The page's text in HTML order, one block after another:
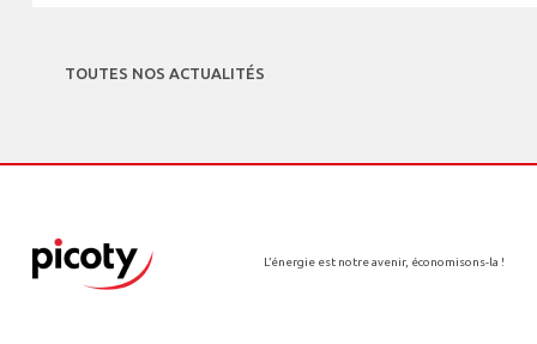
TOUTES NOS ACTUALITÉS
L’énergie est notre avenir, économisons-la !